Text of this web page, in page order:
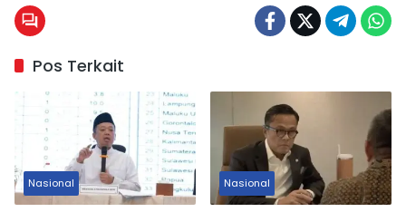
Pos Terkait
Nasional Nasional